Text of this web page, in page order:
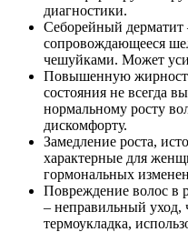
диагностики.
Себорейный дерматит
сопровождающееся
чешуйками. Может
Повышенную
состояния не всегда
нормальному росту
дискомфорту.
Замедление роста,
характерные для
гормональных
Повреждение волос в
– неправильный уход,
термоукладка,